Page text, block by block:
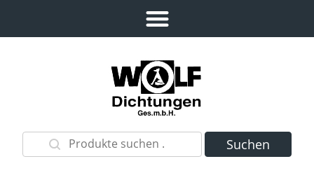
Suchen